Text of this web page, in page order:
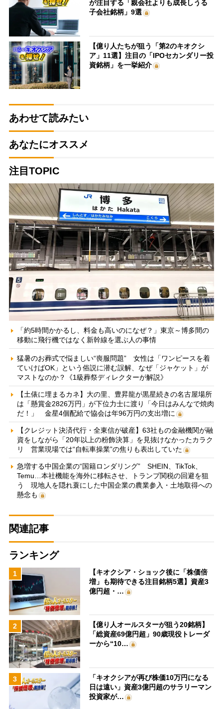
が注目する「親会社よりも成長しうる
子会社銘柄」9選
【億り人たちが狙う「第2のキオクシ
ア」11選】注目の「IPOセカンダリー投
資銘柄」を一挙紹介
あわせて読みたい
あなたにオススメ
注目TOPIC
「約5時間かかるし、料金も高いのになぜ？」東京～博多間の
移動に飛行機ではなく新幹線を選ぶ人の事情
猛暑のお葬式で悩ましい“喪服問題” 女性は「ワンピースを着
ていけばOK」という俗説に潜む誤解、なぜ「ジャケット」が
マストなのか？《1級葬祭ディレクターが解説》
【土俵に埋まるカネ】大の里、豊昇龍が黒星続きの名古屋場所
は「懸賞金2826万円」が下位力士に渡り「今日はみんなで焼肉
だ！」 金星4個配給で協会は年96万円の支出増に
【クレジット決済代行・全東信が破産】63社もの金融機関が融
資をしながら「20年以上の粉飾決算」を見抜けなかったカラク
リ 営業現場では“自転車操業”の焦りも表出していた
急増する中国企業の“国籍ロンダリング” SHEIN、TikTok、
Temu…本社機能を海外に移転させ、トランプ関税の回避を狙
う 現地人を隠れ蓑にした中国企業の農業参入・土地取得への
懸念も
関連記事
ランキング
1
【キオクシア・ショック後に「株価倍
増」も期待できる注目銘柄5選】資産3
億円超・…
2
【億り人オールスターが狙う20銘柄】
「総資産69億円超」90歳現役トレーダ
ーから“10…
3
「キオクシアが再び株価10万円になる
日は遠い」資産3億円超のサラリーマン
投資家が…